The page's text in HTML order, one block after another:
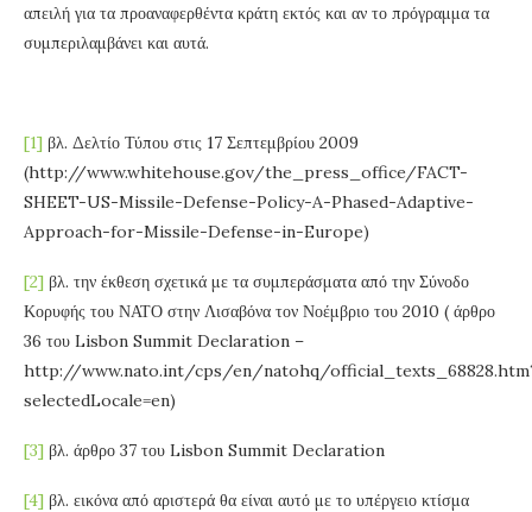
απειλή για τα προαναφερθέντα κράτη εκτός και αν το πρόγραμμα τα
συμπεριλαμβάνει και αυτά.
[1] βλ. Δελτίο Τύπου στις 17 Σεπτεμβρίου 2009
(http://www.whitehouse.gov/the_press_office/FACT-
SHEET-US-Missile-Defense-Policy-A-Phased-Adaptive-
Approach-for-Missile-Defense-in-Europe)
[2] βλ. την έκθεση σχετικά με τα συμπεράσματα από την Σύνοδο
Κορυφής του ΝΑΤΟ στην Λισαβόνα τον Νοέμβριο του 2010 ( άρθρο
36 του Lisbon Summit Declaration –
http://www.nato.int/cps/en/natohq/
selectedLocale=en)
[3] βλ. άρθρο 37 του Lisbon Summit Declaration
[4] βλ. εικόνα από αριστερά θα είναι αυτό με το υπέργειο κτίσμα